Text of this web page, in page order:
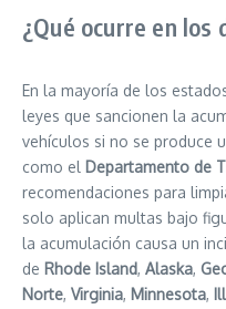
¿Qué ocurre en los
En la mayoría de los
leyes que sancionen la
vehículos si no se produce
como el Departamento de
recomendaciones para
solo aplican multas bajo
la acumulación causa un
de Rhode Island, Alaska,
Norte, Virginia, Minnesota,